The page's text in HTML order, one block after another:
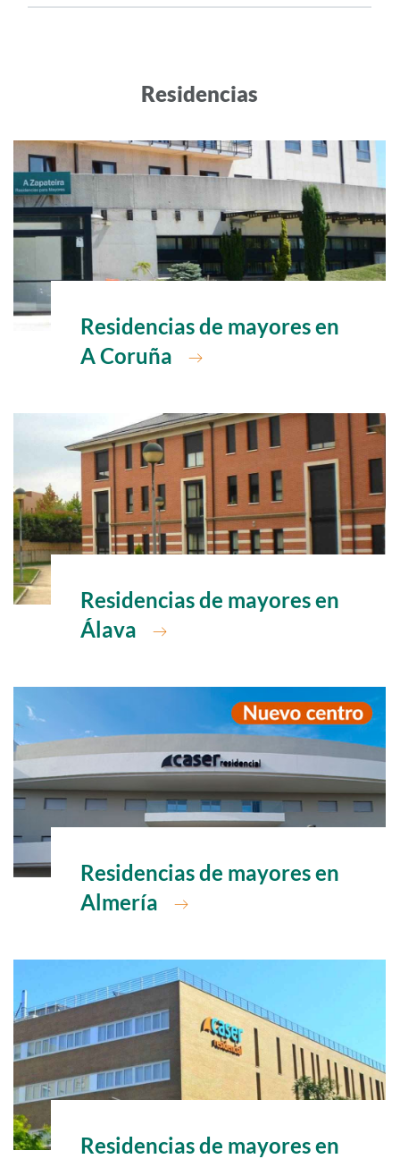
Residencias
Ir a
Residencias de mayores en
A Coruña
Ir a
Residencias de mayores en
Álava
Ir a
Residencias de mayores en
Almería
Ir a
Residencias de mayores en